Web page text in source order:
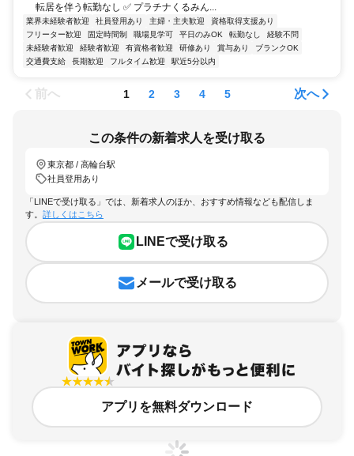
転居を伴う転勤なし ✅ プラチナくるみん...
業界未経験者歓迎 社員登用あり 主婦・主夫歓迎
資格取得支援あり
フリーター歓迎
固定時間制 職場見学可 平日のみOK 転勤なし
経験不問
未経験者歓迎
経験者歓迎 有資格者歓迎 研修あり 賞与あり
ブランクOK
交通費支給
長期歓迎 フルタイム歓迎 駅近5分以内
前へ 1 2 3 4 5 次へ
この条件の新着求人を受け取る
東京都 / 高輪台駅
社員登用あり
「LINEで受け取る」では、新着求人のほか、おすすめ情報なども配信しま
す。 詳しくはこちら
LINEで受け取る
メールで受け取る
アプリを無料ダウンロード